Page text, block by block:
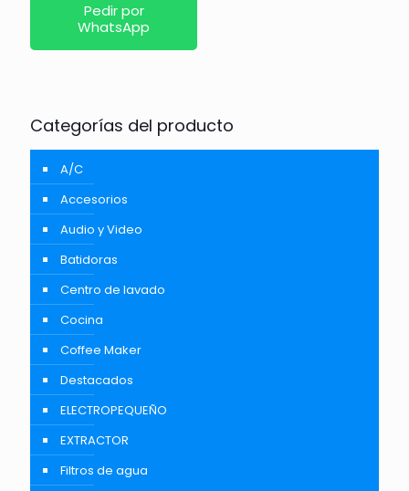
Pedir por
WhatsApp
Categorías del producto
A/C
Accesorios
Audio y Video
Batidoras
Centro de lavado
Cocina
Coffee Maker
Destacados
ELECTROPEQUEÑO
EXTRACTOR
Filtros de agua